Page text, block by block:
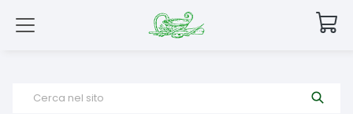
Cerca nel sito